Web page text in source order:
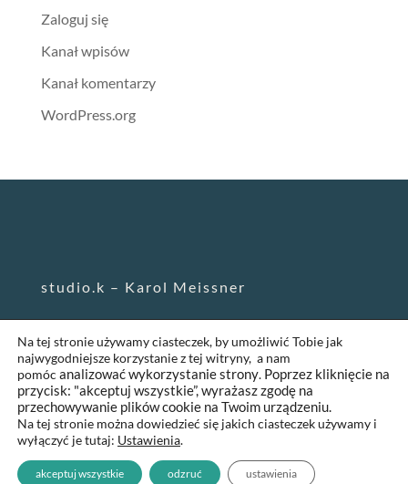
Zaloguj się
Kanał wpisów
Kanał komentarzy
WordPress.org
studio.k – Karol Meissner
karol@studiokropkak.pl
511 096 371
©2024
Na tej stronie używamy ciasteczek, by umożliwić Tobie jak
najwygodniejsze korzystanie z tej witryny, a nam
pomóc analizować wykorzystanie strony. Poprzez kliknięcie na
przycisk: "akceptuj wszystkie”, wyrażasz zgodę na
przechowywanie plików cookie na Twoim urządzeniu.
Na tej stronie można dowiedzieć się jakich ciasteczek używamy i
wyłączyć je tutaj: Ustawienia.
akceptuj wszystkie odzruć ustawienia